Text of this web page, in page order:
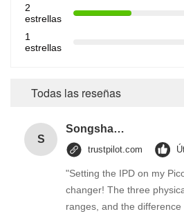
2
estrellas
1
estrellas
Todas las reseñas
S
Songshang
trustpilot.com
"Setting the IPD on my
changer! The three
ranges, and the